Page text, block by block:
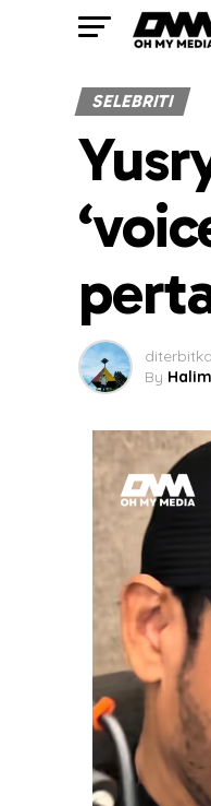
SELEBRITI
By